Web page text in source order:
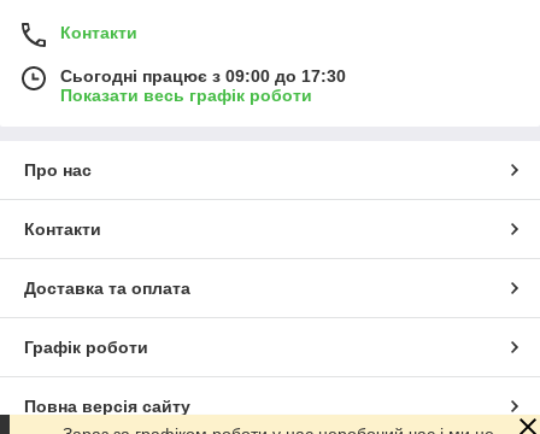
Контакти
Сьогодні працює з 09:00 до 17:30
Показати весь графік роботи
Про нас
Контакти
Доставка та оплата
Графік роботи
Повна версія сайту